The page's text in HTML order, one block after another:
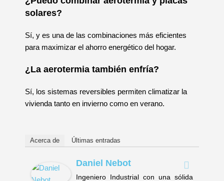
solares?
Sí, y es una de las combinaciones más eficientes
para maximizar el ahorro energético del hogar.
¿La aerotermia también enfría?
Sí, los sistemas reversibles permiten climatizar la
vivienda tanto en invierno como en verano.
Acerca de Últimas entradas
Daniel Nebot
Ingeniero Industrial con una sólida